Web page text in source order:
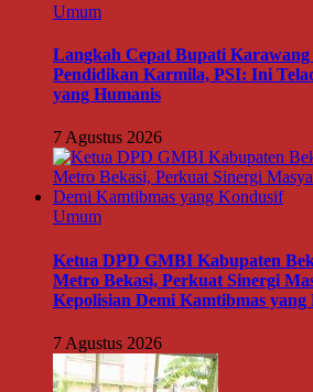
Umum
Langkah Cepat Bupati
Pendidikan Karmila, PSI: Ini
yang Humanis
7 Agustus 2026
Umum
Ketua DPD GMBI Kabupaten
Metro Bekasi, Perkuat Sinergi
Kepolisian Demi Kamtibmas yang
7 Agustus 2026